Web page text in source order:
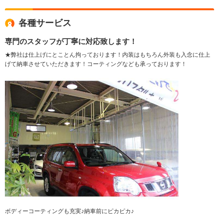
各種サービス
専門のスタッフが丁寧に対応致します！
★弊社は仕上げにとことん拘っております！内装はもちろん外装も入念に仕上
げて納車させていただきます！コーティングなども承っております！
ボディーコーティングも充実♪納車前にピカピカ♪